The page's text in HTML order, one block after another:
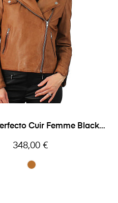
Cuir Femme Black
Prix
348,00 €